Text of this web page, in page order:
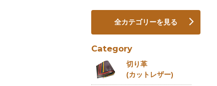
全カテゴリーを見る
Category
切り革
(カットレザー)